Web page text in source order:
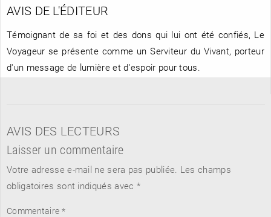
AVIS DE L'ÉDITEUR
Témoignant de sa foi et des dons qui lui ont été confiés, Le
Voyageur se présente comme un Serviteur du Vivant, porteur
d'un message de lumière et d'espoir pour tous.
AVIS DES LECTEURS
Laisser un commentaire
Votre adresse e-mail ne sera pas publiée. Les champs
obligatoires sont indiqués avec *
Commentaire *